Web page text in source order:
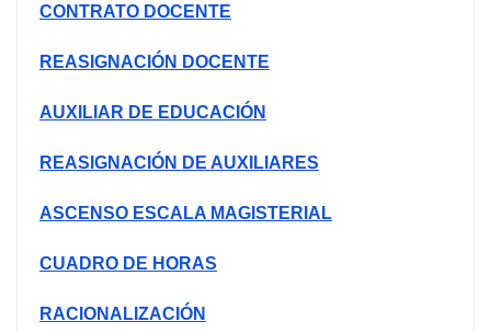
CONTRATO DOCENTE
REASIGNACIÓN DOCENTE
AUXILIAR DE EDUCACIÓN
REASIGNACIÓN DE AUXILIARES
ASCENSO ESCALA MAGISTERIAL
CUADRO DE HORAS
RACIONALIZACIÓN